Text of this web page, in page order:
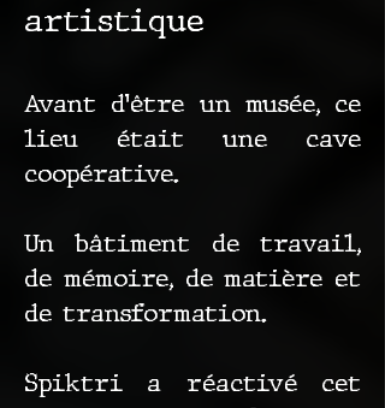
artistique
Avant d’être un musée, ce
lieu était une cave
coopérative.
Un bâtiment de travail,
de mémoire, de matière et
de transformation.
Spiktri a réactivé cet